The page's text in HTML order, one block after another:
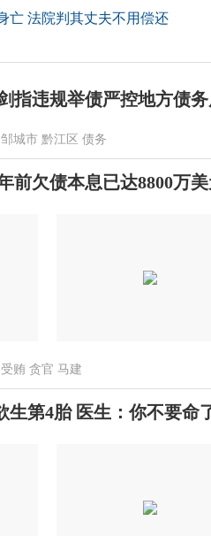
亡 法院判其丈夫不用偿还
指违规举债严控地方债
邹城市 黔江区 债务
前欠债本息已达8800万
受贿 贪官 马建
生第4胎 医生：你不要命